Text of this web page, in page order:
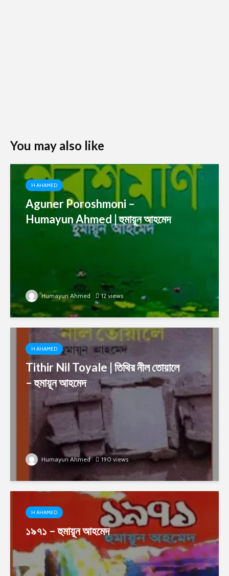
You may also like
H AHAMED
Aguner Poroshmoni –
Humayun Ahmed | হুমায়ূন আহমেদ
Humayun Ahmed 12 views
H AHAMED
Tithir Nil Toyale | তিথির নীল তোয়ালে
– হুমায়ূন আহমেদ
Humayun Ahmed 190 views
H AHAMED
১৯৭১ – হুমায়ূন আহমেদ